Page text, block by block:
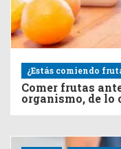
¿Estás comiendo
Comer frutas
organismo, de lo